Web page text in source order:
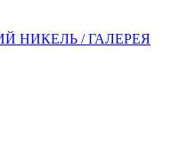
НИКЕЛЬ / ГАЛЕРЕЯ